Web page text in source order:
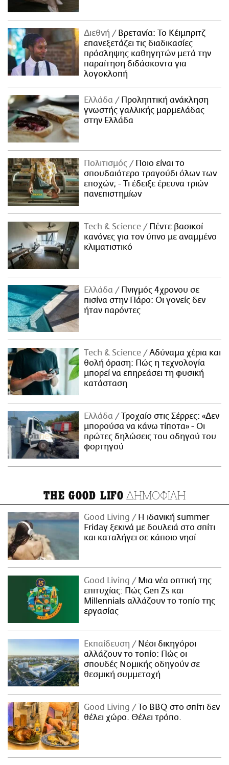
Διεθνή
Βρετανία: Το Κέιμπριτζ
επανεξετάζει τις διαδικασίες
πρόσληψης καθηγητών μετά την
παραίτηση διδάσκοντα για
λογοκλοπή
Ελλάδα
Προληπτική ανάκληση
γνωστής γαλλικής μαρμελάδας
στην Ελλάδα
Πολιτισμός
Ποιο είναι το
σπουδαιότερο τραγούδι όλων των
εποχών; - Τι έδειξε έρευνα τριών
πανεπιστημίων
Τech & Science
Πέντε βασικοί
κανόνες για τον ύπνο με αναμμένο
κλιματιστικό
Ελλάδα
Πνιγμός 4χρονου σε
πισίνα στην Πάρο: Οι γονείς δεν
ήταν παρόντες
Τech & Science
Αδύναμα χέρια και
θολή όραση: Πώς η τεχνολογία
μπορεί να επηρεάσει τη φυσική
κατάσταση
Ελλάδα
Τροχαίο στις Σέρρες: «Δεν
μπορούσα να κάνω τίποτα» - Οι
πρώτες δηλώσεις του οδηγού του
φορτηγού
THE GOOD LIFO ΔΗΜΟΦΙΛΗ
Good Living
Η ιδανική summer
Friday ξεκινά με δουλειά στο σπίτι
και καταλήγει σε κάποιο νησί
Good Living
Μια νέα οπτική της
επιτυχίας: Πώς Gen Zs και
Millennials αλλάζουν το τοπίο της
εργασίας
Εκπαίδευση
Νέοι δικηγόροι
αλλάζουν το τοπίο: Πώς οι
σπουδές Νομικής οδηγούν σε
θεσμική συμμετοχή
Good Living
Το BBQ στο σπίτι δεν
θέλει χώρο. Θέλει τρόπο.